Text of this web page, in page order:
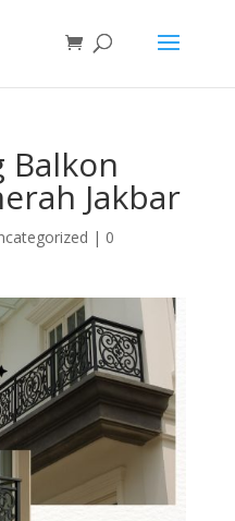
Balkon
Jakbar
| 0